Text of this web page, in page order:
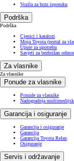
Vozila za brzu isporuku
Podrška
Podrška
Cjenici i katalozi
Moja Toyota (portal za
Upute za upotrebu
Savjeti za bezbrižan odmor
Za vlasnike
Za vlasnike
Ponude za vlasnike
Ponude za vlasnike
Nadogradnja
Garancija i osiguranje
Garancija i osiguranje
Garancija
Garancija Toyota Relax
Osiguranje
Servis i održavanje